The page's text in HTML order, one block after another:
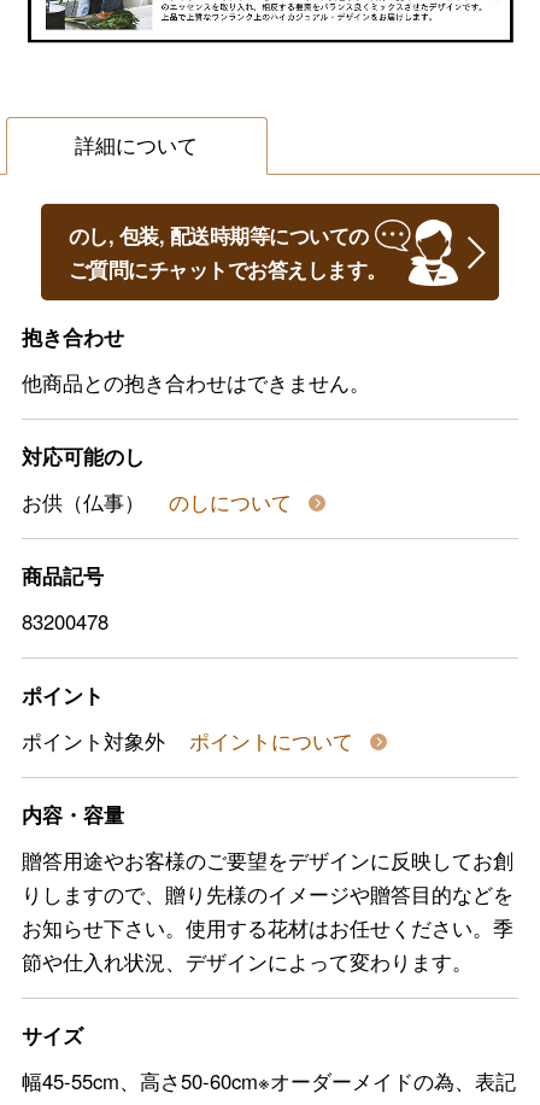
詳細について
のし, 包装, 配送時期等についての
ご質問にチャットでお答えします。
抱き合わせ
他商品との抱き合わせはできません。
対応可能のし
お供（仏事）
のしについて
商品記号
83200478
ポイント
ポイント対象外
ポイントについて
内容・容量
贈答用途やお客様のご要望をデザインに反映してお創
りしますので、贈り先様のイメージや贈答目的などを
お知らせ下さい。使用する花材はお任せください。季
節や仕入れ状況、デザインによって変わります。
サイズ
幅45-55cm、高さ50-60cm※オーダーメイドの為、表記